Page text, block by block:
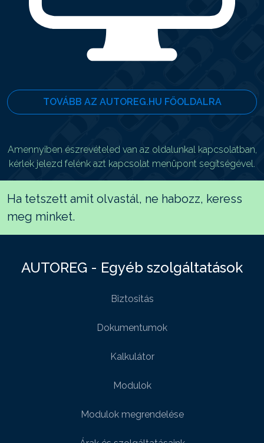
TOVÁBB AZ AUTOREG.HU FŐOLDALRA
Amennyiben észrevételed van az oldalunkal kapcsolatban,
kérlek jelezd felénk azt kapcsolat menüpont segítségével.
Ha tetszett amit olvastál, ne habozz, keress
meg minket.
AUTOREG - Egyéb szolgáltatások
Biztositás
Dokumentumok
Kalkulátor
Modulok
Modulok megrendelése